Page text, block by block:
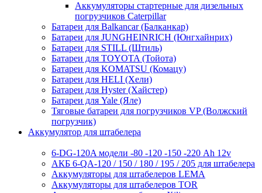
Аккумуляторы стартерные для дизельных
погрузчиков Caterpillar
Батареи для Balkancar (Балканкар)
Батареи для JUNGHEINRICH (Юнгхайнрих)
Батареи для STILL (Штиль)
Батареи для TOYOTA (Тойота)
Батареи для KOMATSU (Комацу)
Батареи для HELI (Хели)
Батареи для Hyster (Хайстер)
Батареи для Yale (Яле)
Тяговые батареи для погрузчиков VP (Волжский
погрузчик)
Аккумулятор для штабелера
6-DG-120A модели -80 -120 -150 -220 Ah 12v
АКБ 6-QA-120 / 150 / 180 / 195 / 205 для штабелера
Аккумуляторы для штабелеров LEMA
Аккумуляторы для штабелеров TOR